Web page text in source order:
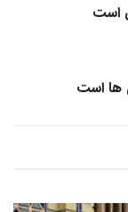
است
ها است